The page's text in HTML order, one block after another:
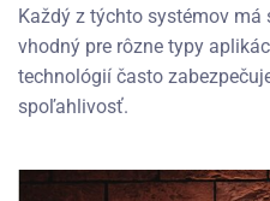
Každý z týchto systémov má
vhodný pre rôzne typy
technológií často
spoľahlivosť.